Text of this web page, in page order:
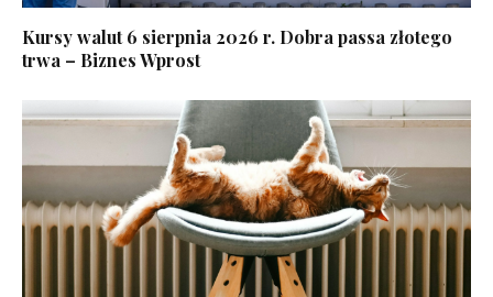
Kursy walut 6 sierpnia 2026 r. Dobra passa złotego
trwa – Biznes Wprost